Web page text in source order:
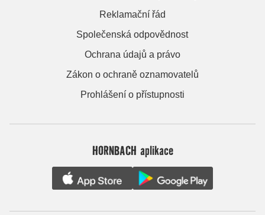
Reklamační řád
Společenská odpovědnost
Ochrana údajů a právo
Zákon o ochraně oznamovatelů
Prohlášení o přístupnosti
HORNBACH aplikace